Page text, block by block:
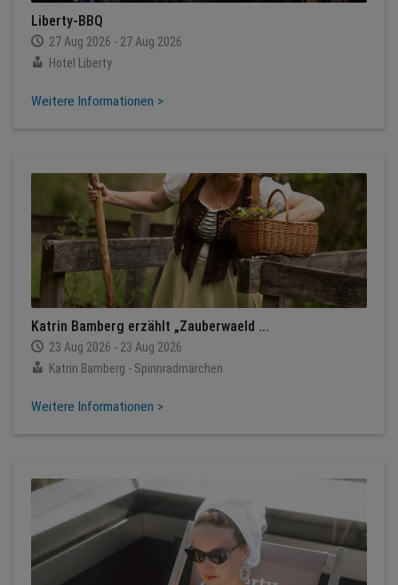
Liberty-BBQ
27 Aug 2026 - 27 Aug 2026
Hotel Liberty
Weitere Informationen >
Katrin Bamberg erzählt „Zauberwaeld ...
23 Aug 2026 - 23 Aug 2026
Katrin Bamberg - Spinnradmärchen
Weitere Informationen >